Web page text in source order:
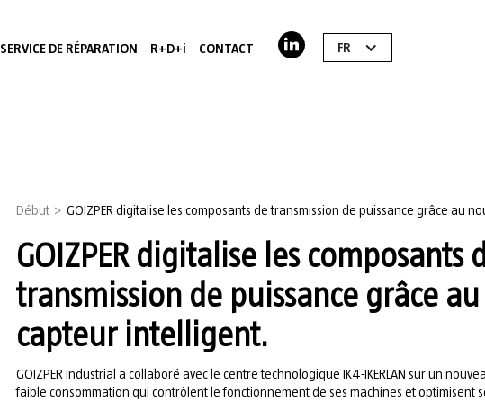
SERVICE DE RÉPARATION R+D+i CONTACT FR
Début > GOIZPER digitalise les composants de transmission de puissance grâce au
GOIZPER digitalise les composants
transmission de puissance grâce
capteur intelligent.
GOIZPER Industrial a collaboré avec le centre technologique IK4-IKERLAN sur un
faible consommation qui contrôlent le fonctionnement de ses machines et optimisent